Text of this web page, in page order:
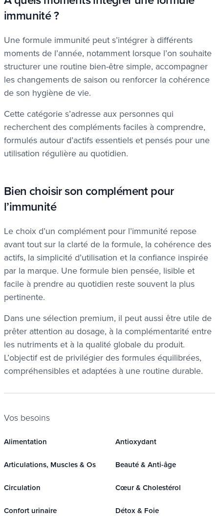
immunité ?
Une formule immunité peut s’intégrer à différents
moments de l’année, notamment lorsque l’on souhaite
structurer une routine bien-être simple, accompagner
les changements de saison ou renforcer la cohérence
de son hygiène de vie.
Cette catégorie s’adresse aux personnes qui
recherchent des compléments faciles à comprendre,
formulés autour d’actifs essentiels et pensés pour une
utilisation régulière au quotidien.
Bien choisir son complément pour
l’immunité
Le choix d’un complément pour l’immunité repose
avant tout sur la clarté de la formule, la cohérence des
actifs, la simplicité d’utilisation et la confiance inspirée
par la marque. Une formule bien pensée, lisible et
facile à prendre au quotidien reste souvent la plus
pertinente.
Dans une sélection premium, il peut aussi être utile de
prêter attention au dosage, à la complémentarité entre
les nutriments et à la qualité globale du produit.
L’objectif est de privilégier des formules équilibrées,
compréhensibles et adaptées à une routine durable.
Vos besoins
Alimentation Antioxydant
Articulations, Muscles & Os Beauté & Anti-âge
Circulation Cœur & Cholestérol
Confort urinaire Détox & Foie